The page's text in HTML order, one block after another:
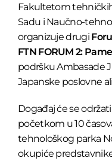
Fakultetom
Sadu i Naučno-
organizuje drugi
FTN FORUM 2:
podršku Ambasade
Japanske poslovne
Događaj će se
početkom u 10
tehnološkog parka
okupiće